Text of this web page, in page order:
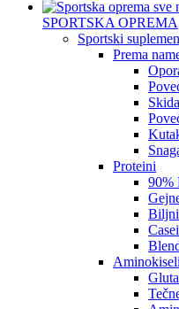
SPORTSKA OPREMA
Sportski
Prema
Proteini
90%
Biljni